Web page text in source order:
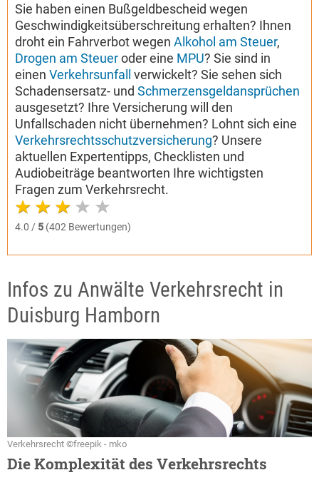
Sie haben einen Bußgeldbescheid wegen
Geschwindigkeitsüberschreitung erhalten? Ihnen
droht ein Fahrverbot wegen Alkohol am Steuer,
Drogen am Steueroder eine MPU? Sie sind in
einen Verkehrsunfall
verwickelt? Sie sehen sich
Schadensersatz- und Schmerzensgeldansprüchen
ausgesetzt? Ihre Versicherung will den
Unfallschaden nicht übernehmen? Lohnt sich eine
Verkehrsrechtsschutzversicherung? Unsere
aktuellen Expertentipps, Checklisten und
Audiobeiträge beantworten Ihre wichtigsten
Fragen zum Verkehrsrecht.
4.0 / 5 (402 Bewertungen)
Infos zu Anwälte Verkehrsrecht in
Duisburg Hamborn
Verkehrsrecht ©freepik - mko
Die Komplexität des Verkehrsrechts